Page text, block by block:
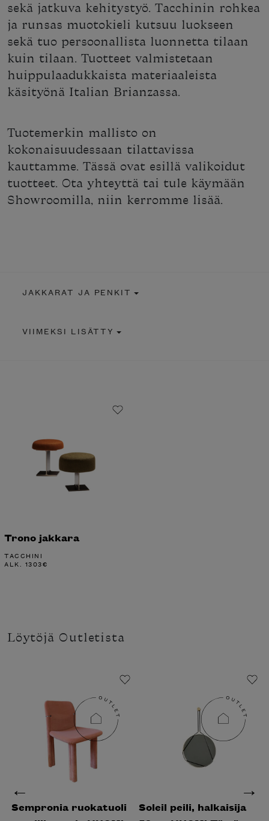
sekä jatkuva kehitystyö. Tacchinin rohkea
ja runsas muotokieli kutsuu luokseen
sekä tuo persoonallista luonnetta tilaan
kuin tilaan. Tuotteet valmistetaan
huippulaadukkaista materiaaleista
käsityönä Italian Brianzassa.
Tuotemerkin mallisto on
kokonaisuudessaan tilattavissa
kauttamme. Tässä ovat esillä valikoidut
tuotteet. Ota yhteyttä tai tule käymään
Showroomilla, niin kerromme lisää.
JAKKARAT JA PENKIT
VIIMEKSI LISÄTTY
Trono jakkara
TACCHINI
ALK. 1303€
Löytöjä Outletista
Sempronia ruokatuoli
Soleil peili, halkaisija